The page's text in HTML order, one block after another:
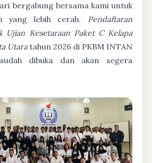
bergabung bersama kami untuk
yang lebih cerah. Pendaftaran
Ujian Kesetaraan Paket C Kelapa
Utaratahun 2026 di PKBM INTAN
dibuka dan akan segera